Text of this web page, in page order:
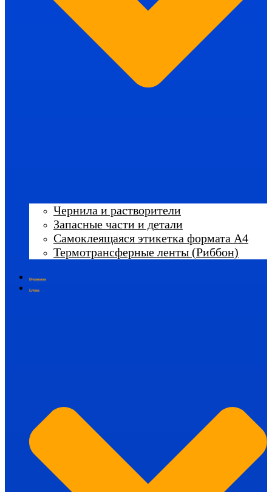
Чернила и растворители
Запасные части и детали
Самоклеящаяся этикетка формата А4
Термотрансферные ленты (Риббон)
Применение
Сервис